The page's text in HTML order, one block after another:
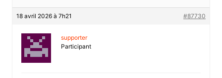
18 avril 2026 à 7h21 #87730
supporter
Participant